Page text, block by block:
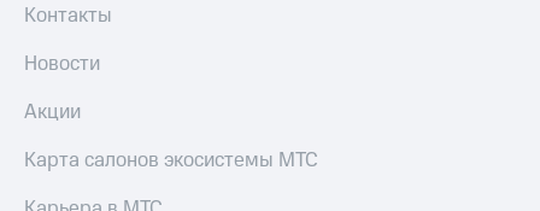
Контакты
Новости
Акции
Карта салонов экосистемы МТС